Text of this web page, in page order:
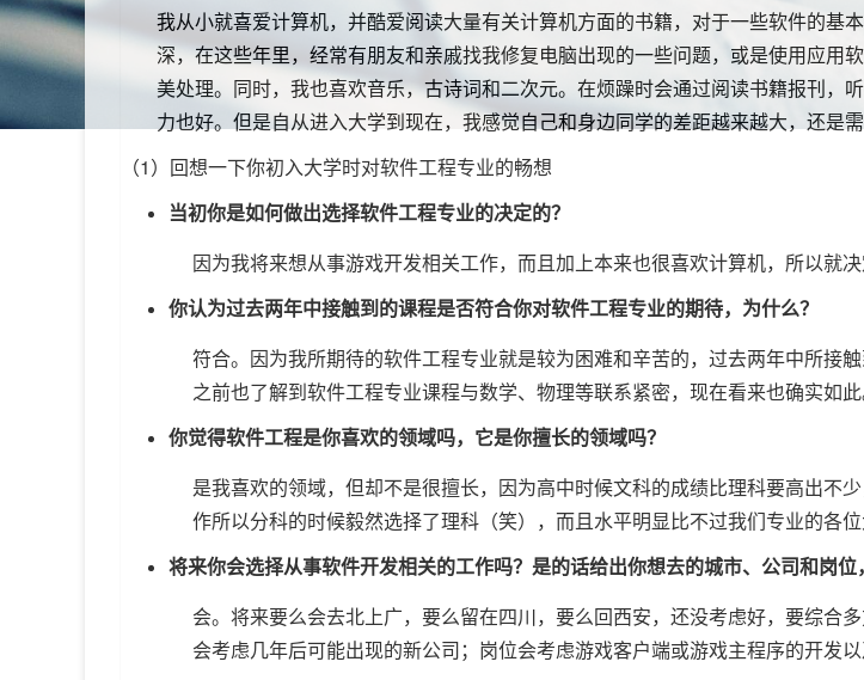
我从小就喜爱计算机，并酷爱阅读大量有关计算机方面的书籍，对于一些软件的基
深，在这些年里，经常有朋友和亲戚找我修复电脑出现的一些问题，或是使用应用
美处理。同时，我也喜欢音乐，古诗词和二次元。在烦躁时会通过阅读书籍报刊，
力也好。但是自从进入大学到现在，我感觉自己和身边同学的差距越来越大，还是需
（1）回想一下你初入大学时对软件工程专业的畅想
当初你是如何做出选择软件工程专业的决定的？
因为我将来想从事游戏开发相关工作，而且加上本来也很喜欢计算机，所以就决
你认为过去两年中接触到的课程是否符合你对软件工程专业的期待，为什么？
符合。因为我所期待的软件工程专业就是较为困难和辛苦的，过去两年中所接
之前也了解到软件工程专业课程与数学、物理等联系紧密，现在看来也确实如此
你觉得软件工程是你喜欢的领域吗，它是你擅长的领域吗？
是我喜欢的领域，但却不是很擅长，因为高中时候文科的成绩比理科要高出不
作所以分科的时候毅然选择了理科（笑），而且水平明显比不过我们专业的各位
将来你会选择从事软件开发相关的工作吗？是的话给出你想去的城市、公司和岗
会。将来要么会去北上广，要么留在四川，要么回西安，还没考虑好，要综合
会考虑几年后可能出现的新公司；岗位会考虑游戏客户端或游戏主程序的开发以